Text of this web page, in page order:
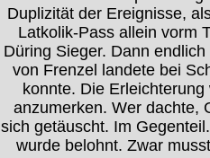
Duplizität der Ereignisse,
Latkolik-Pass allein vorm
Düring Sieger. Dann
von Frenzel landete bei
konnte. Die
anzumerken. Wer dachte,
sich getäuscht. Im
wurde belohnt. Zwar